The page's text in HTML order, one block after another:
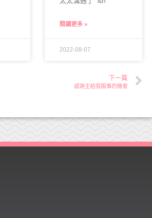
閱讀更多 »
2022-08-07
下一篇
感謝主給我服事的機會